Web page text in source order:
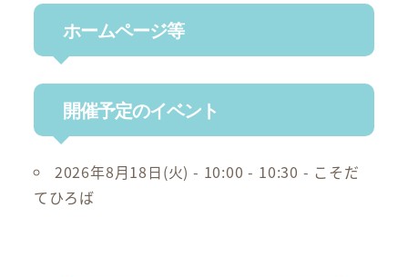
ホームページ等
開催予定のイベント
2026年8月18日(火) - 10:00 - 10:30 - こそだ
てひろば